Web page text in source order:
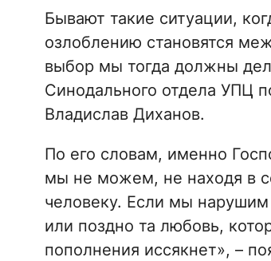
Бывают такие ситуации,
озлоблению становятся
выбор мы тогда должны
Синодального отдела УПЦ
Владислав Диханов.
По его словам, именно
мы не можем, не находя в
человеку. Если мы
или поздно та любовь,
пополнения иссякнет», –